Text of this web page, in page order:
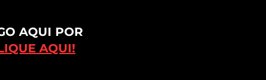
AQUI POR
AQUI!